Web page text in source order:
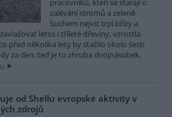
pracovníků, kteří se starají o
zalévání stromů a zeleně.
Suchem nejvíc trpí břízy a
letos i tříleté dřeviny, vzrostla
před několika lety by stačilo okolo šesti
za den, teď je to zhruba dvojnásobek,
.
od Shellu evropské aktivity v
zdrojů